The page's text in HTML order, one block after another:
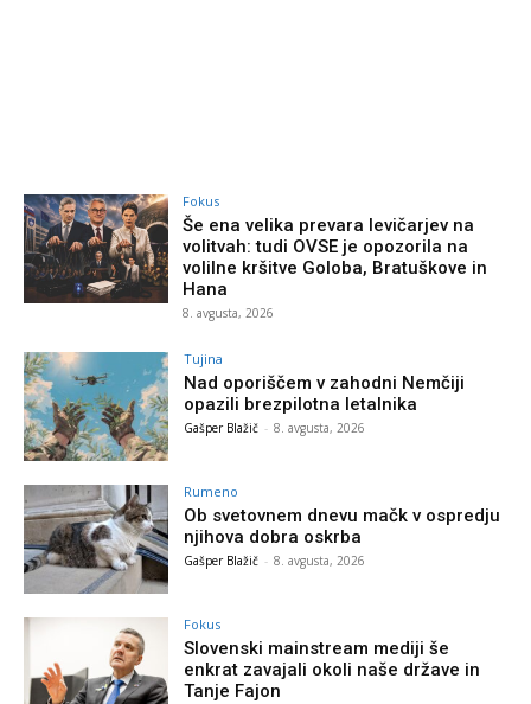
Fokus
Še ena velika prevara levičarjev na
volitvah: tudi OVSE je opozorila na
volilne kršitve Goloba, Bratuškove in
Hana
8. avgusta, 2026
Tujina
Nad oporiščem v zahodni Nemčiji
opazili brezpilotna letalnika
Gašper Blažič - 8. avgusta, 2026
Rumeno
Ob svetovnem dnevu mačk v ospredju
njihova dobra oskrba
Gašper Blažič - 8. avgusta, 2026
Fokus
Slovenski mainstream mediji še
enkrat zavajali okoli naše države in
Tanje Fajon